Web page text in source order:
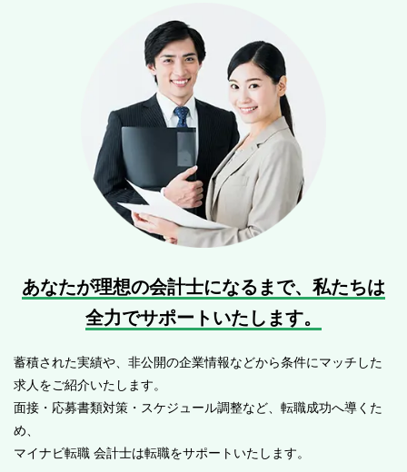
あなたが理想の会計士になるまで、 私たちは
全力でサポートいたします。
蓄積された実績や、非公開の企業情報などから条件にマッチした
求人をご紹介いたします。
面接・応募書類対策・スケジュール調整など、転職成功へ導くた
め、
マイナビ転職 会計士は転職をサポートいたします。